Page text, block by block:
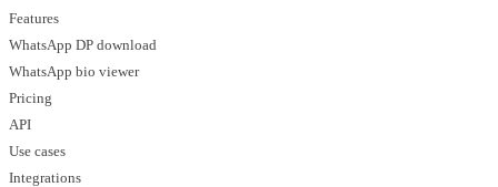
Features
WhatsApp DP download
WhatsApp bio viewer
Pricing
API
Use cases
Integrations